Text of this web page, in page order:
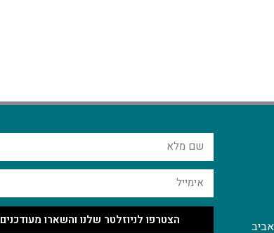
הצטרפו לניוזלטר שלנו והשארו מעודכנים